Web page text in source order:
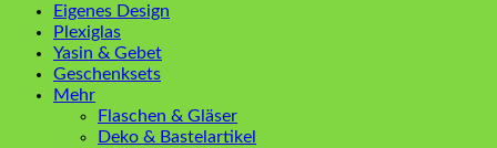
Eigenes Design
Plexiglas
Yasin & Gebet
Geschenksets
Mehr
Flaschen & Gläser
Deko & Bastelartikel